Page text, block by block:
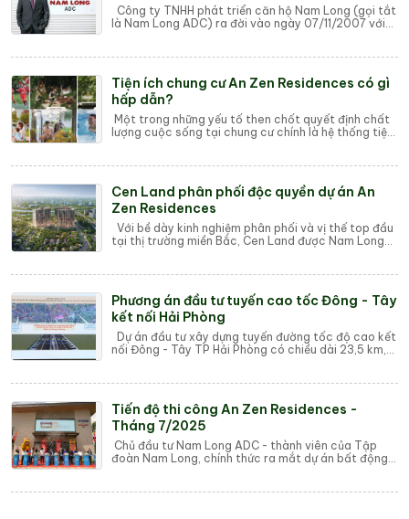
Công ty TNHH phát triển căn hộ Nam Long (gọi tắt
là Nam Long ADC) ra đời vào ngày 07/11/2007 với
Tiện ích chung cư An Zen Residences có gì
hấp dẫn?
Một trong những yếu tố then chốt quyết định chất
lượng cuộc sống tại chung cư chính là hệ thống tiện
Cen Land phân phối độc quyền dự án An
Zen Residences
Với bề dày kinh nghiệm phân phối và vị thế top đầu
tại thị trường miền Bắc, Cen Land được Nam Long
Phương án đầu tư tuyến cao tốc Đông - Tây
kết nối Hải Phòng
Dự án đầu tư xây dựng tuyến đường tốc độ cao kết
nối Đông - Tây TP Hải Phòng có chiều dài 23,5 km,
Tiến độ thi công An Zen Residences -
Tháng 7/2025
Chủ đầu tư Nam Long ADC - thành viên của Tập
đoàn Nam Long, chính thức ra mắt dự án bất động